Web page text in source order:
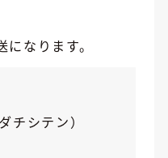
なります。
チシテン）